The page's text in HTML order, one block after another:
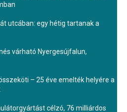
utcában: egy hétig tartanak a
várható Nyergesújfalun,
– 25 éve emelték helyére a
célzó, 76 milliárdos